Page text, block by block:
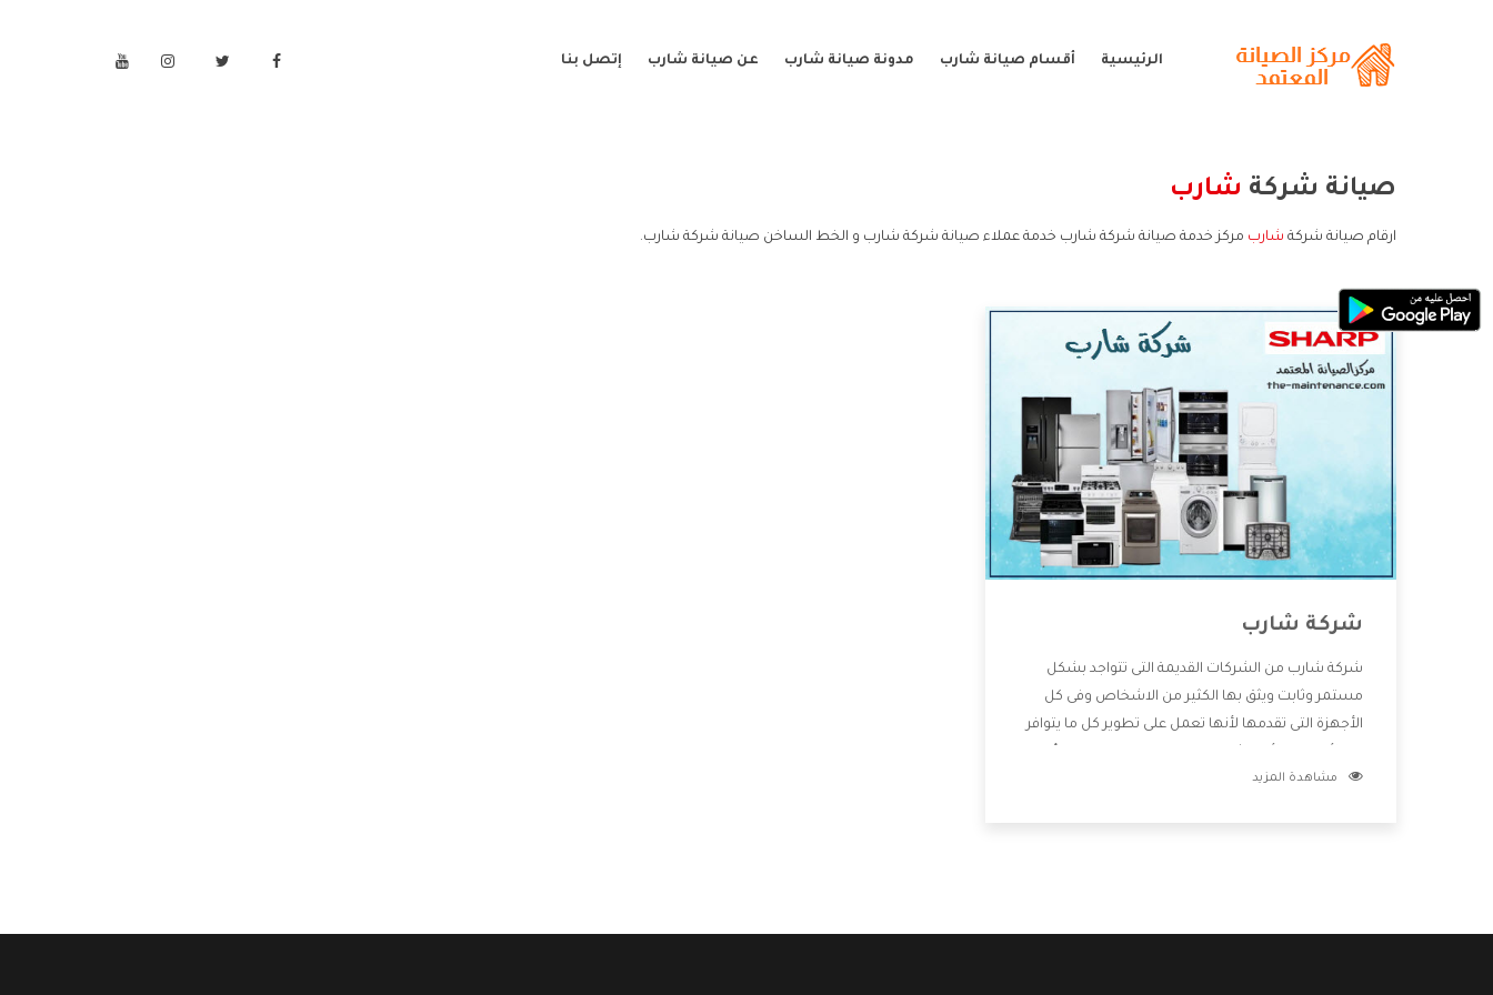
الرئيسية أقسام صيانة شارب مدونة صيانة شارب عن صيانة شارب إتصل بنا
صيانة شركة شارب
ارقام صيانة شركة شارب مركز خدمة صيانة شركة شارب خدمة عملاء صيانة شركة شارب و الخط الساخن صيانة شركة شارب.
شركة شارب
شركة شارب من الشركات القديمة التى تتواجد بشكل
مستمر وثابت ويثق بها الكثير من الاشخاص وفى كل
الأجهزة التى تقدمها لأنها تعمل على تطوير كل ما يتوافر
خدمات ما بعد البيع مع المنتجات وتقدم للعملاء أقوى
مشاهدة المزيد